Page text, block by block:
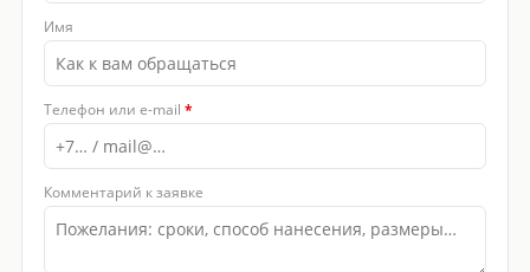
Имя
Телефон или e-mail *
Комментарий к заявке